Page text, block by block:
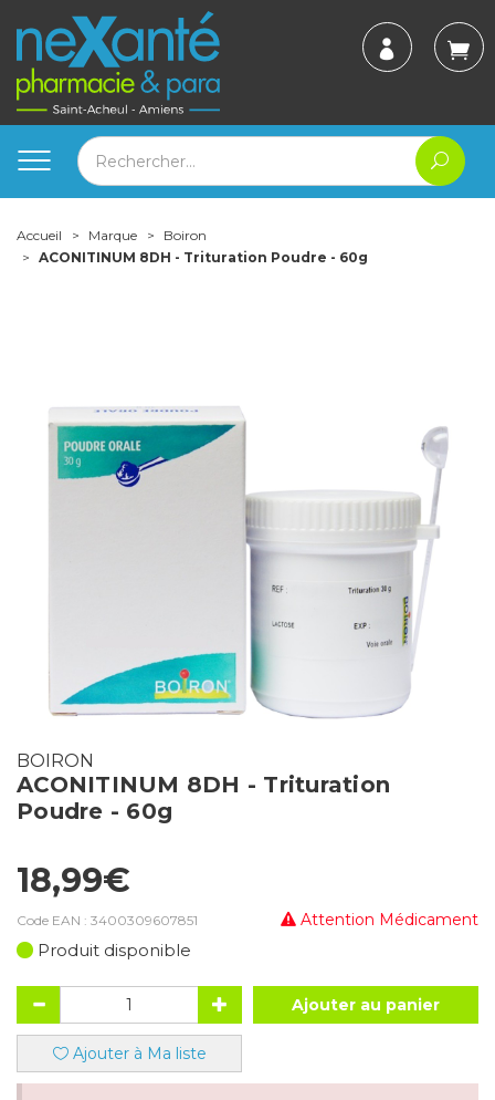
Accueil Marque
Boiron
ACONITINUM 8DH - Trituration Poudre - 60g
BOIRON
ACONITINUM 8DH - Trituration
Poudre - 60g
18,99€
Attention Médicament
Code EAN : 3400309607851
Produit disponible
Ajouter au panier
Ajouter à Ma liste